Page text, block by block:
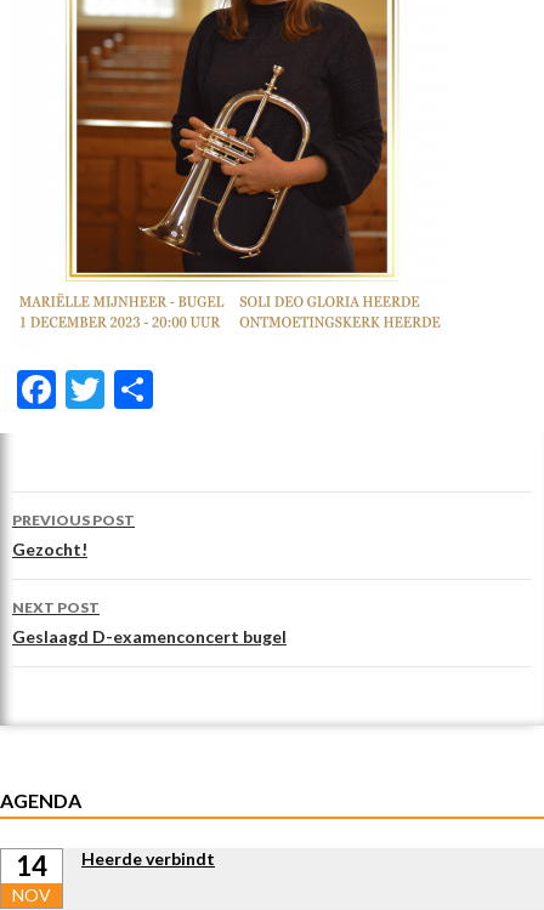
F
b
o
o
k
T
er n
Post
navigation
PREVIOUS POST
Gezocht!
NEXT POST
Geslaagd D-examenconcert bugel
AGENDA
14
NOV
Heerde verbindt